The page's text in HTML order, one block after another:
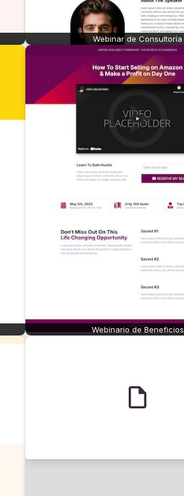
Webinar de Consultoría
Webinario de Beneficios